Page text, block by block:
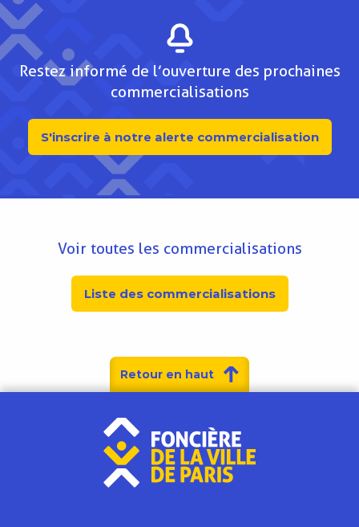
Restez informé de l’ouverture des prochaines
commercialisations
S'inscrire à notre alerte commercialisation
Voir toutes les commercialisations
Liste des commercialisations
Retour en haut